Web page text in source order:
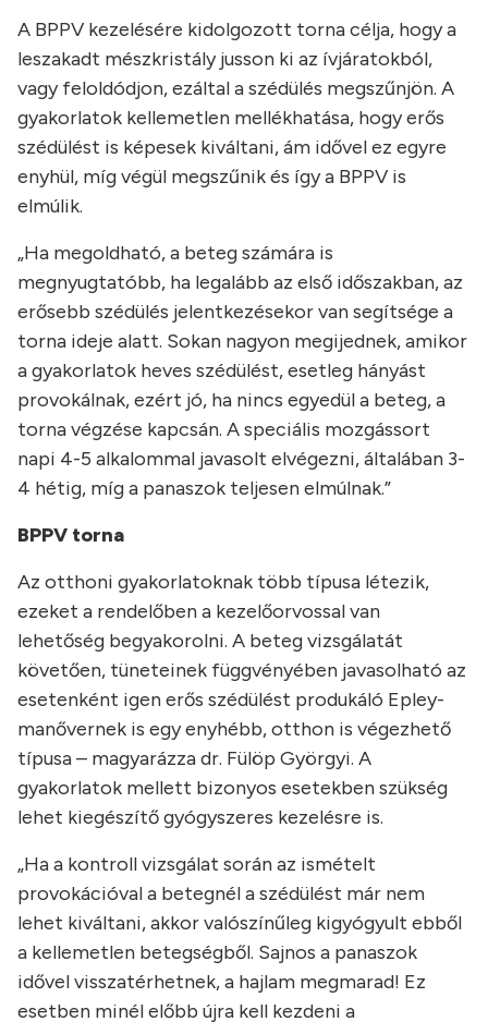
A BPPV kezelésére kidolgozott torna célja, hogy a
leszakadt mészkristály jusson ki az ívjáratokból,
vagy feloldódjon, ezáltal a szédülés megszűnjön. A
gyakorlatok kellemetlen mellékhatása, hogy erős
szédülést is képesek kiváltani, ám idővel ez egyre
enyhül, míg végül megszűnik és így a BPPV is
elmúlik.
„Ha megoldható, a beteg számára is
megnyugtatóbb, ha legalább az első időszakban, az
erősebb szédülés jelentkezésekor van segítsége a
torna ideje alatt. Sokan nagyon megijednek, amikor
a gyakorlatok heves szédülést, esetleg hányást
provokálnak, ezért jó, ha nincs egyedül a beteg, a
torna végzése kapcsán. A speciális mozgássort
napi 4-5 alkalommal javasolt elvégezni, általában 3-
4 hétig, míg a panaszok teljesen elmúlnak.”
BPPV torna
Az otthoni gyakorlatoknak több típusa létezik,
ezeket a rendelőben a kezelőorvossal van
lehetőség begyakorolni. A beteg vizsgálatát
követően, tüneteinek függvényében javasolható az
esetenként igen erős szédülést produkáló Epley-
manővernek is egy enyhébb, otthon is végezhető
típusa – magyarázza dr. Fülöp Györgyi. A
gyakorlatok mellett bizonyos esetekben szükség
lehet kiegészítő gyógyszeres kezelésre is.
„Ha a kontroll vizsgálat során az ismételt
provokációval a betegnél a szédülést már nem
lehet kiváltani, akkor valószínűleg kigyógyult ebből
a kellemetlen betegségből. Sajnos a panaszok
idővel visszatérhetnek, a hajlam megmarad! Ez
esetben minél előbb újra kell kezdeni a